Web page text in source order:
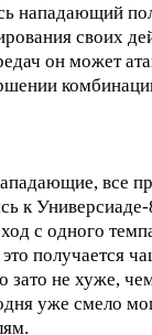
нападающий
своих
он может
все
к
с одного
получается
зато не хуже,
уже смело